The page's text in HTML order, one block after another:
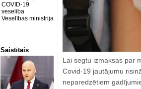
COVID-19
veselība
Veselības ministrija
Saistītais
Lai segtu izmaksas par
Covid-19 jautājumu
neparedzētiem